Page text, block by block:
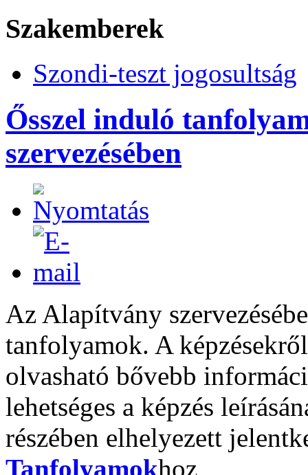
Szakemberek
Szondi-teszt jogosultság
Ősszel induló
szervezésében
Az Alapítvány
tanfolyamok. A
olvasható bővebb
lehetséges a képzés
részében elhelyezett
Tanfolyamokhoz